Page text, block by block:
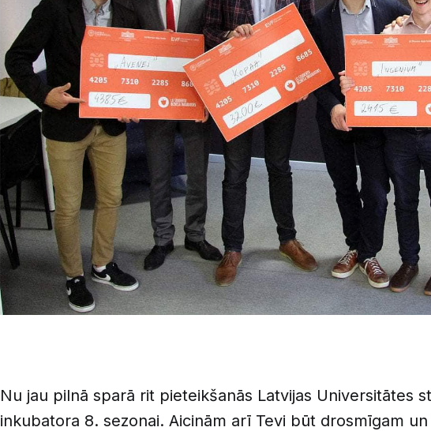
Nu jau pilnā sparā rit pieteikšanās Latvijas Universitātes
inkubatora 8. sezonai. Aicinām arī Tevi būt drosmīgam